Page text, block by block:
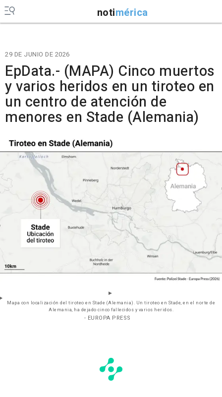
notimérica
29 DE JUNIO DE 2026
EpData.- (MAPA) Cinco muertos
y varios heridos en un tiroteo en
un centro de atención de
menores en Stade (Alemania)
Mapa con localización del tiroteo en Stade (Alemania). Un tiroteo en Stade, en el norte de
Alemania, ha dejado cinco fallecidos y varios heridos.
- EUROPA PRESS